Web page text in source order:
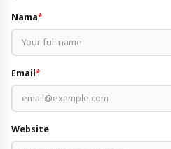
Nama*
Email*
Website